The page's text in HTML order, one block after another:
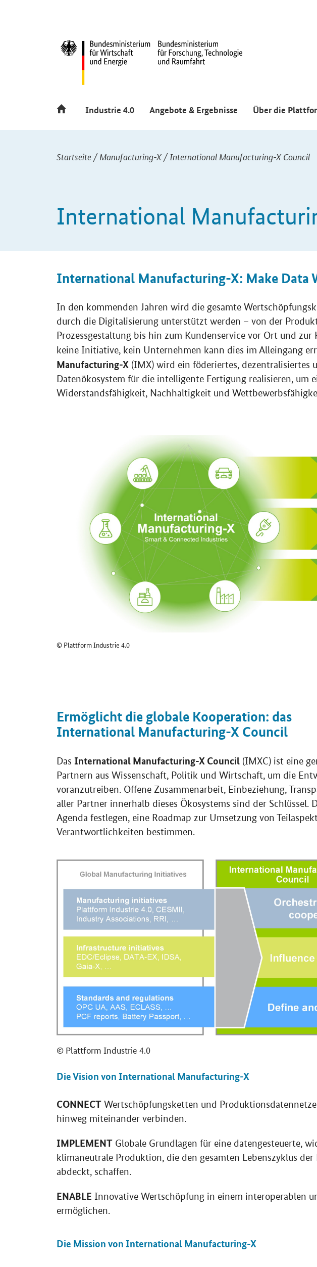
Industrie 4.0 Angebote & Ergebnisse Über die
Sie sind hier:
Startseite /Manufacturing-X /International Manufacturing-X Council
International
International Manufacturing-X: Make Data
In den kommenden Jahren wird die gesamte
durch die Digitalisierung unterstützt werden – von der
Prozessgestaltung bis hin zum Kundenservice vor Ort und
keine Initiative, kein Unternehmen kann dies im Alleingang
Manufacturing-X (IMX) wird ein föderiertes, dezentralisiertes
Datenökosystem für die intelligente Fertigung realisieren, um
Widerstandsfähigkeit, Nachhaltigkeit und
© Plattform Industrie 4.0
Ermöglicht die globale Kooperation: das
International Manufacturing-X Council
Das International Manufacturing-X Council (IMXC) ist eine
Partnern aus Wissenschaft, Politik und Wirtschaft, um die
voranzutreiben. Offene Zusammenarbeit, Einbeziehung,
aller Partner innerhalb dieses Ökosystems sind der Schlüssel.
Agenda festlegen, eine Roadmap zur Umsetzung von
Verantwortlichkeiten bestimmen.
© Plattform Industrie 4.0
Die Vision von International Manufacturing-X
CONNECT Wertschöpfungsketten und
hinweg miteinander verbinden.
IMPLEMENT Globale Grundlagen für eine datengesteuerte,
klimaneutrale Produktion, die den gesamten Lebenszyklus
abdeckt, schaffen.
ENABLE Innovative Wertschöpfung in einem interoperablen
ermöglichen.
Die Mission von International Manufacturing-X